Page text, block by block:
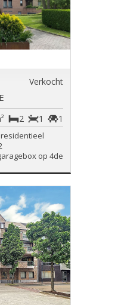
Verkocht
1
1
2
op 4de